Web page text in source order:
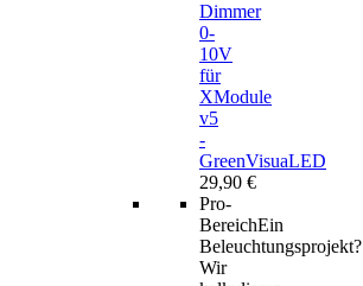
Dimmer
0-
10V
für
XModule
v5
-
GreenVisuaLED
29,90 €
Pro-
BereichEin
Beleuchtungsprojekt?
Wir